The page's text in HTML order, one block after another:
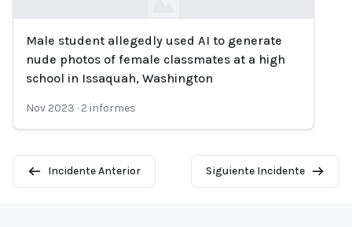
Loading...
Male student allegedly used AI to generate
nude photos of female classmates at a high
school in Issaquah, Washington
Nov 2023 · 2 informes
Incidente Anterior Siguiente Incidente